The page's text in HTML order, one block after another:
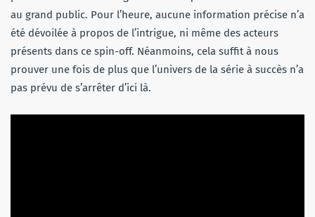
au grand public. Pour l’heure, aucune information précise n’a
été dévoilée à propos de l’intrigue, ni même des acteurs
présents dans ce spin-off. Néanmoins, cela suffit à nous
prouver une fois de plus que l’univers de la série à succès n’a
pas prévu de s’arrêter d’ici là.